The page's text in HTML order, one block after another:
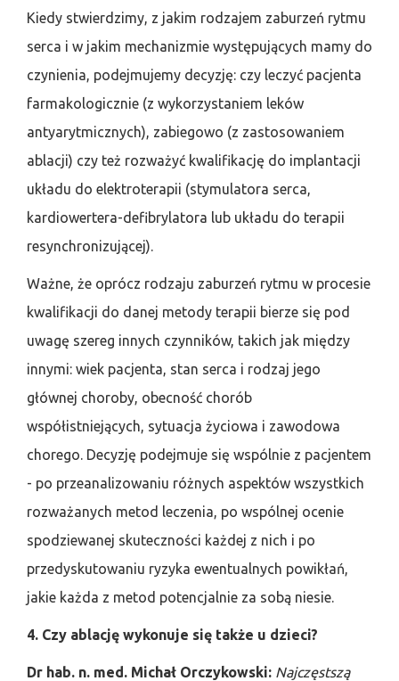
Kiedy stwierdzimy, z jakim rodzajem zaburzeń rytmu
serca i w jakim mechanizmie występujących mamy do
czynienia, podejmujemy decyzję: czy leczyć pacjenta
farmakologicznie (z wykorzystaniem leków
antyarytmicznych), zabiegowo (z zastosowaniem
ablacji) czy też rozważyć kwalifikację do implantacji
układu do elektroterapii (stymulatora serca,
kardiowertera-defibrylatora lub układu do terapii
resynchronizującej).
Ważne, że oprócz rodzaju zaburzeń rytmu w procesie
kwalifikacji do danej metody terapii bierze się pod
uwagę szereg innych czynników, takich jak między
innymi: wiek pacjenta, stan serca i rodzaj jego
głównej choroby, obecność chorób
współistniejących, sytuacja życiowa i zawodowa
chorego. Decyzję podejmuje się wspólnie z pacjentem
- po przeanalizowaniu różnych aspektów wszystkich
rozważanych metod leczenia, po wspólnej ocenie
spodziewanej skuteczności każdej z nich i po
przedyskutowaniu ryzyka ewentualnych powikłań,
jakie każda z metod potencjalnie za sobą niesie.
4. Czy ablację wykonuje się także u dzieci?
Dr hab. n. med. Michał Orczykowski: Najczęstszą